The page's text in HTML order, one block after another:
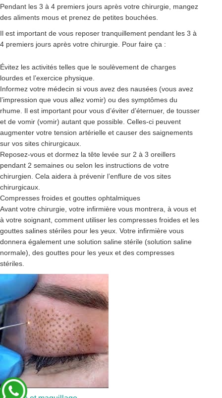
Pendant les 3 à 4 premiers jours après votre chirurgie, mangez
des aliments mous et prenez de petites bouchées.
Il est important de vous reposer tranquillement pendant les 3 à
4 premiers jours après votre chirurgie. Pour faire ça :
Évitez les activités telles que le soulèvement de charges
lourdes et l’exercice physique.
Informez votre médecin si vous avez des nausées (vous avez
l’impression que vous allez vomir) ou des symptômes du
rhume. Il est important pour vous d’éviter d’éternuer, de tousser
et de vomir (vomir) autant que possible. Celles-ci peuvent
augmenter votre tension artérielle et causer des saignements
sur vos sites chirurgicaux.
Reposez-vous et dormez la tête levée sur 2 à 3 oreillers
pendant 2 semaines ou selon les instructions de votre
chirurgien. Cela aidera à prévenir l’enflure de vos sites
chirurgicaux.
Compresses froides et gouttes ophtalmiques
Avant votre chirurgie, votre infirmière vous montrera, à vous et
à votre soignant, comment utiliser les compresses froides et les
gouttes salines stériles pour les yeux. Votre infirmière vous
donnera également une solution saline stérile (solution saline
normale), des gouttes pour les yeux et des compresses
stériles.